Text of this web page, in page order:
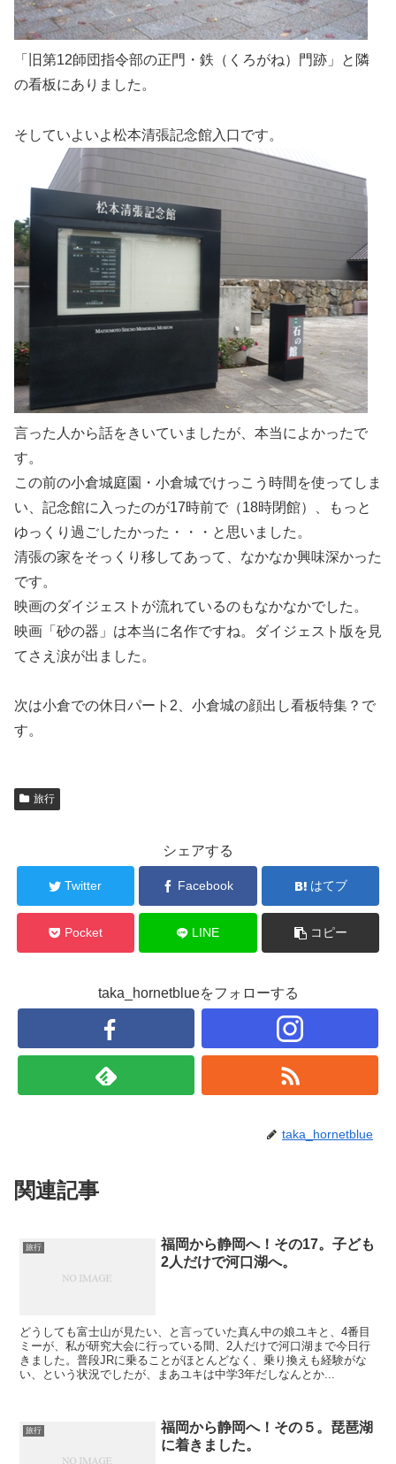
「旧第12師団指令部の正門・鉄（くろがね）門跡」と隣
の看板にありました。
そしていよいよ松本清張記念館入口です。
言った人から話をきいていましたが、本当によかったで
す。
この前の小倉城庭園・小倉城でけっこう時間を使ってしま
い、記念館に入ったのが17時前で（18時閉館）、もっと
ゆっくり過ごしたかった・・・と思いました。
清張の家をそっくり移してあって、なかなか興味深かった
です。
映画のダイジェストが流れているのもなかなかでした。
映画「砂の器」は本当に名作ですね。ダイジェスト版を見
てさえ涙が出ました。
次は小倉での休日パート2、小倉城の顔出し看板特集？で
す。
旅行
シェアする
Twitter Facebook はてブ
Pocket LINE コピー
taka_hornetblueをフォローする
taka_hornetblue
関連記事
旅行
福岡から静岡へ！その17。子ども
2人だけで河口湖へ。
どうしても富士山が見たい、と言っていた真ん中の娘ユキと、4番目
ミーが、私が研究大会に行っている間、2人だけで河口湖まで今日行
きました。普段JRに乗ることがほとんどなく、乗り換えも経験がな
い、という状況でしたが、まあユキは中学3年だしなんとか...
旅行
福岡から静岡へ！その５。琵琶湖
に着きました。